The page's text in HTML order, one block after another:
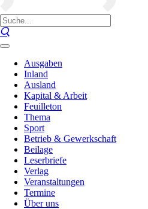
Ausgaben
Inland
Ausland
Kapital & Arbeit
Feuilleton
Thema
Sport
Betrieb & Gewerkschaft
Beilage
Leserbriefe
Verlag
Veranstaltungen
Termine
Über uns